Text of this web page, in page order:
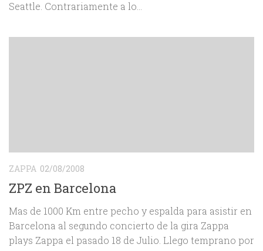
Seattle. Contrariamente a lo...
ZAPPA 02/08/2008
ZPZ en Barcelona
Mas de 1000 Km entre pecho y espalda para asistir en
Barcelona al segundo concierto de la gira Zappa
plays Zappa el pasado 18 de Julio. Llego temprano por